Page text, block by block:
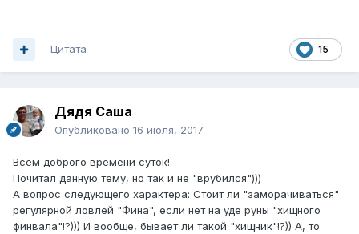
15
Цитата
Дядя Саша
Опубликовано 16 июля, 2017
Всем доброго времени суток!
Почитал данную тему, но так и не "врубился")))
А вопрос следующего характера: Стоит ли "заморачиваться"
регулярной ловлей "Фина", если нет на уде руны "хищного
финвала"!?))) И вообще, бывает ли такой "хищник"!?)) А, то